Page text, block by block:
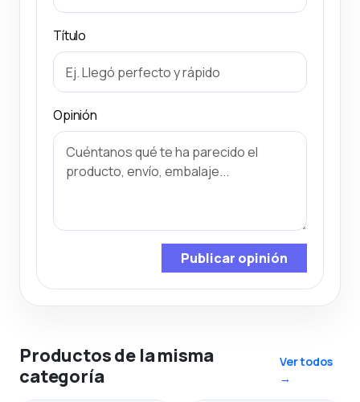
Título
Opinión
Publicar opinión
Productos de la misma
categoría
Ver todos
→